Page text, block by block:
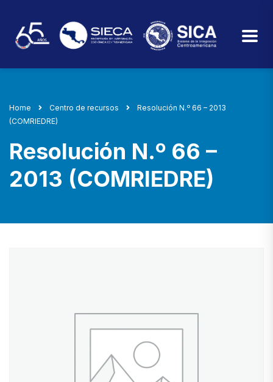
Home Centro de recursos
Resolución N.º 66 – 2013
(COMRIEDRE)
Resolución N.º 66 –
2013 (COMRIEDRE)